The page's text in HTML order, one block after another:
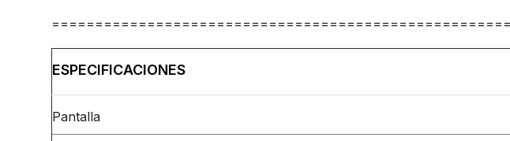
ESPECIFICACIONES
Pantalla